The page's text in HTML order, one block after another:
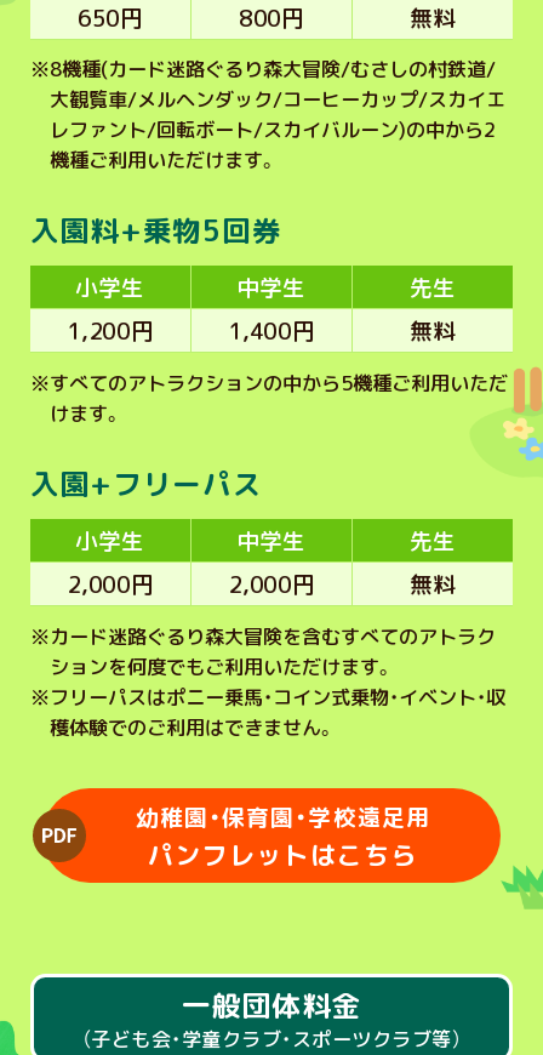
650円 800円 無料
※8機種(カード迷路ぐるり森大冒険/むさしの村鉄道/
大観覧車/メルヘンダック/コーヒーカップ/スカイエ
レファント/回転ボート/スカイバルーン)の中から2
機種ご利用いただけます。
入園料+乗物5回券
小学生 中学生
先生
1,200円
1,400円 無料
※すべてのアトラクションの中から5機種ご利用いただ
けます。
入園+フリーパス
小学生 中学生
先生
2,000円
2,000円 無料
※カード迷路ぐるり森大冒険を含むすべてのアトラク
ションを何度でもご利用いただけます。
※フリーパスはポニー乗馬・コイン式乗物・イベント・収
穫体験でのご利用はできません。
幼稚園・保育園・学校遠足用
パンフレットはこちら
一般団体料金
（子ども会・学童クラブ・スポーツクラブ等）